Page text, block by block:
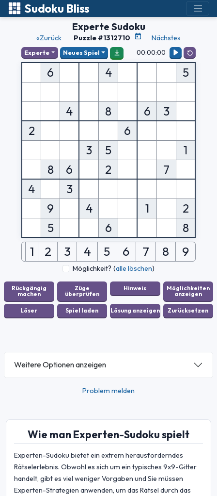
Sudoku Bliss
Experte Sudoku
«Zurück Puzzle #1312710 Nächste»
Experte Neues Spiel 00:00:00
6 4 5
4 8 6
3
2
6
3
5
1
8
6 2
7
4
3
9
4 1
2
5
6 8
1 2 3 4 5 6 7 8 9
Möglichkeit? (alle löschen)
Weitere Optionen anzeigen
Problem melden
Wie man Experten-Sudoku spielt
Experten-Sudoku bietet ein extrem herausforderndes
Rätselerlebnis. Obwohl es sich um ein typisches 9x9-Gitter
handelt, gibt es viel weniger Vorgaben und Sie müssen
Experten-Strategien anwenden, um das Rätsel durch das